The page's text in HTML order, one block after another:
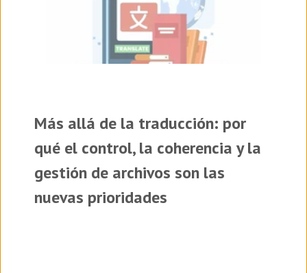
Más allá de la traducción: por
qué el control, la coherencia y la
gestión de archivos son las
nuevas prioridades